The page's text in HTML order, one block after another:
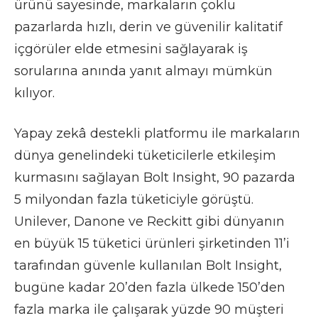
ürünü sayesinde, markaların çoklu
pazarlarda hızlı, derin ve güvenilir kalitatif
içgörüler elde etmesini sağlayarak iş
sorularına anında yanıt almayı mümkün
kılıyor.
Yapay zekâ destekli platformu ile markaların
dünya genelindeki tüketicilerle etkileşim
kurmasını sağlayan Bolt Insight, 90 pazarda
5 milyondan fazla tüketiciyle görüştü.
Unilever, Danone ve Reckitt gibi dünyanın
en büyük 15 tüketici ürünleri şirketinden 11’i
tarafından güvenle kullanılan Bolt Insight,
bugüne kadar 20’den fazla ülkede 150’den
fazla marka ile çalışarak yüzde 90 müşteri